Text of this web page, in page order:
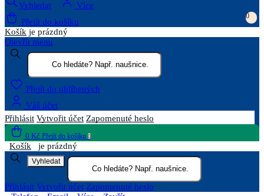
Vyhledat
Více
Přejít do košíku
0
Košík je prázdný
Otevřít menu
Přejít do oblíbených
Váš účet
Přihlásit Vytvořit účet Zapomenuté heslo
0 Kč Přejít do košíku 0
Košík je prázdný
Vyhledat
Přihlásit Vytvořit účet Zapomenuté heslo